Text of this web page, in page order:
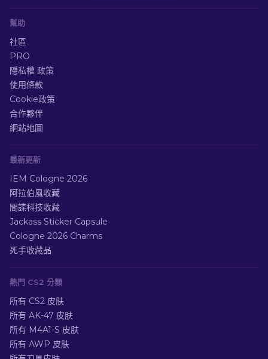
幫助
社區
PRO
隱私權 政策
使用條款
Cookie政策
合作夥伴
網站地圖
最新更新
IEM Cologne 2026
阿拉伯風收藏
間諜科技收藏
Jackass Sticker Capsule
Cologne 2026 Charms
死手收藏品
熱門 CS2 分類
所有 CS2 皮肤
所有 AK-47 皮肤
所有 M4A1-S 皮肤
所有 AWP 皮肤